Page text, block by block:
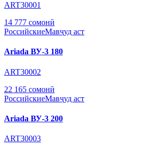
ART30001
14 777 сомонӣ
РоссийскиеМавҷуд аст
Ariada ВУ-3 180
ART30002
22 165 сомонӣ
РоссийскиеМавҷуд аст
Ariada ВУ-3 200
ART30003